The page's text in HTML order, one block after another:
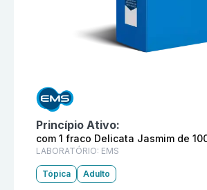
Princípio Ativo:
com 1 fraco Delicata Jasmim de
LABORATÓRIO: EMS
Tópica Adulto